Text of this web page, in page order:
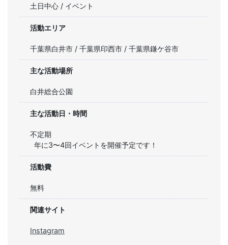
土日中心 / イベント
活動エリア
千葉県白井市 / 千葉県印西市 / 千葉県鎌ケ谷市
主な活動場所
白井総合公園
主な活動日・時間
不定期
年に3〜4回イベントを開催予定です！
活動費
無料
関連サイト
Instagram